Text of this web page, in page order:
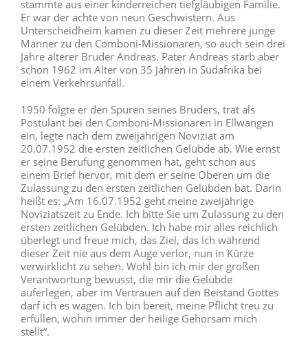
stammte aus einer kinderreichen tiefgläubigen Familie.
Er war der achte von neun Geschwistern. Aus
Unterscheidheim kamen zu dieser Zeit mehrere junge
Männer zu den Comboni-Missionaren, so auch sein drei
Jahre älterer Bruder Andreas. Pater Andreas starb aber
schon 1962 im Alter von 35 Jahren in Südafrika bei
einem Verkehrsunfall.
1950 folgte er den Spuren seines Bruders, trat als
Postulant bei den Comboni-Missionaren in Ellwangen
ein, legte nach dem zweijährigen Noviziat am
20.07.1952 die ersten zeitlichen Gelübde ab. Wie ernst
er seine Berufung genommen hat, geht schon aus
einem Brief hervor, mit dem er seine Oberen um die
Zulassung zu den ersten zeitlichen Gelübden bat. Darin
heißt es: „Am 16.07.1952 geht meine zweijährige
Noviziatszeit zu Ende. Ich bitte Sie um Zulassung zu den
ersten zeitlichen Gelübden. Ich habe mir alles reichlich
überlegt und freue mich, das Ziel, das ich während
dieser Zeit nie aus dem Auge verlor, nun in Kürze
verwirklicht zu sehen. Wohl bin ich mir der großen
Verantwortung bewusst, die mir die Gelübde
auferlegen, aber im Vertrauen auf den Beistand Gottes
darf ich es wagen. Ich bin bereit, meine Pflicht treu zu
erfüllen, wohin immer der heilige Gehorsam mich
stellt“.